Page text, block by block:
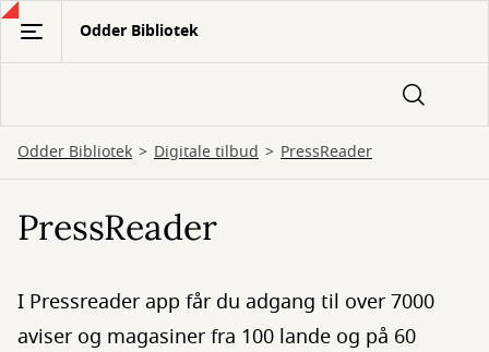
Gå
hovedindhold
Odder Bibliotek
Odder Bibliotek Digitale tilbud PressReader
PressReader
I Pressreader app får du adgang til over 7000
aviser og magasiner fra 100 lande og på 60